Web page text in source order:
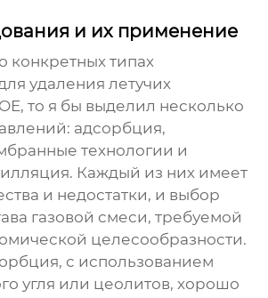
и их применение
конкретных типах
удаления летучих
, то я бы выделил несколько
адсорбция,
технологии и
Каждый из них имеет
и недостатки, и выбор
газовой смеси, требуемой
целесообразности.
с использованием
угля или цеолитов, хорошо